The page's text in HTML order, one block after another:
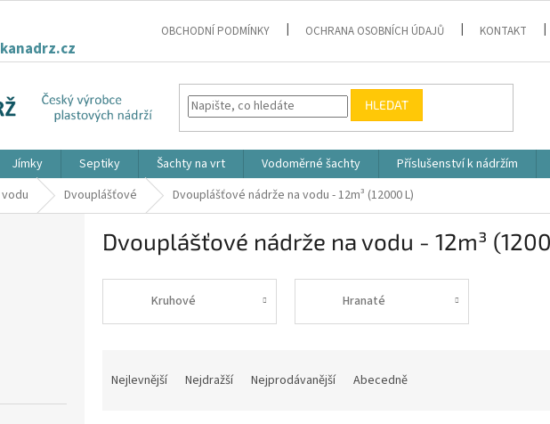
OBCHODNÍ PODMÍNKY OCHRANA OSOBNÍCH ÚDAJŮ KONTAKT
HLEDAT
Jímky Septiky Šachty na vrt Vodoměrné šachty Příslušenství k nádržím
Dvouplášťové Dvouplášťové nádrže na vodu - 12m³ (12000 L)
Dvouplášťové nádrže na vodu - 12m³
Kruhové Hranaté
Nejlevnější Nejdražší Nejprodávanější Abecedně